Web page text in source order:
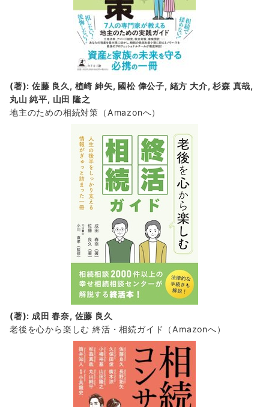
(著): 佐藤 良久, 植崎 紳矢, 國松 偉公子, 緒方 大介, 杉森 真哉,
丸山 純平, 山田 隆之
地主のための相続対策 （Amazonへ）
(著): 成田 春奈, 佐藤 良久
老後を心から楽しむ 終活・相続ガイド
（Amazonへ）